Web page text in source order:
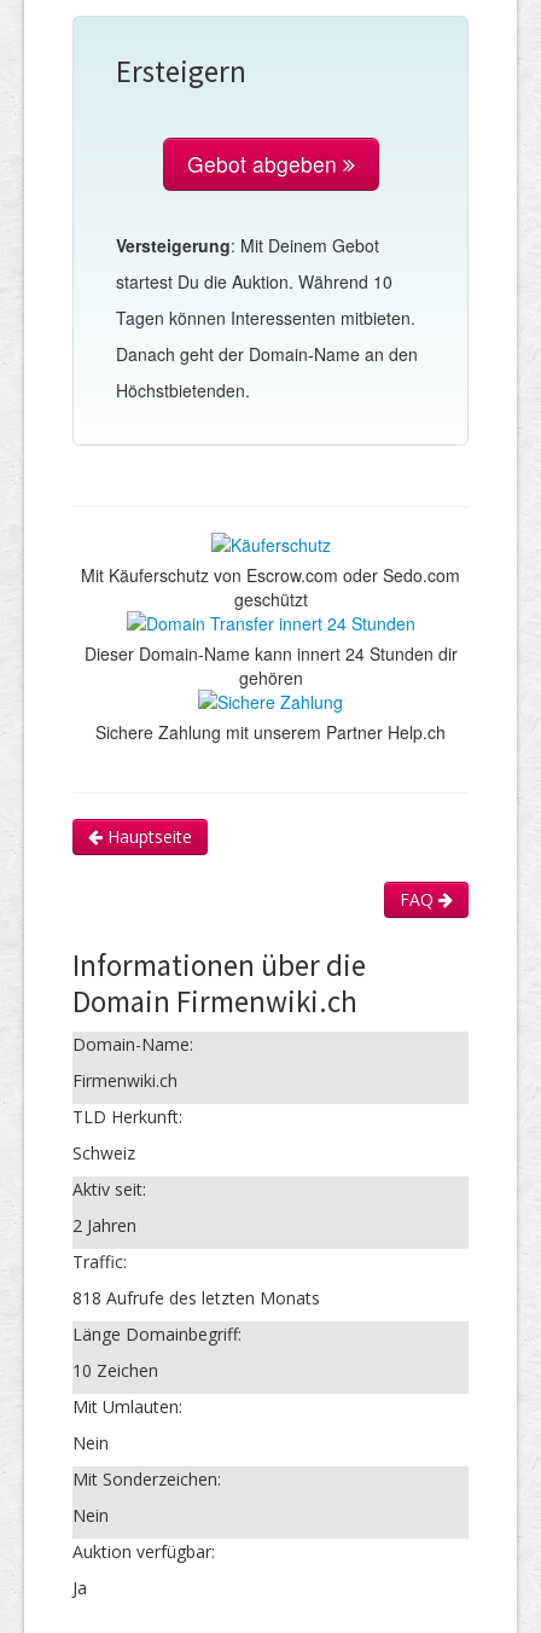
Ersteigern
Gebot abgeben
Versteigerung: Mit Deinem Gebot
startest Du die Auktion. Während 10
Tagen können Interessenten mitbieten.
Danach geht der Domain-Name an den
Höchstbietenden.
Mit Käuferschutz von Escrow.com oder Sedo.com
geschützt
Dieser Domain-Name kann innert 24 Stunden dir
gehören
Sichere Zahlung mit unserem Partner Help.ch
Hauptseite
FAQ
Informationen über die
Domain Firmenwiki.ch
Domain-Name:
Firmenwiki.ch
TLD Herkunft:
Schweiz
Aktiv seit:
2 Jahren
Traffic:
818 Aufrufe des letzten Monats
Länge Domainbegriff:
10 Zeichen
Mit Umlauten:
Nein
Mit Sonderzeichen:
Nein
Auktion verfügbar:
Ja